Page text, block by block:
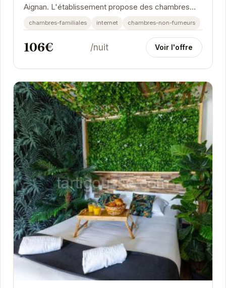
Aignan. L'établissement propose des chambres
confortables et un accueil personnalisé pour un...
chambres-familiales internet chambres-non-fumeurs
106€ /nuit Voir l'offre